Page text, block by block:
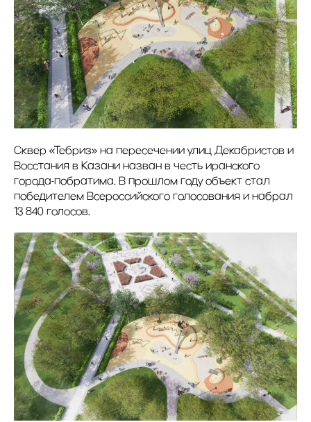
Сквер «Тебриз» на пересечении улиц Декабристов и
Восстания в Казани назван в честь иранского
города-побратима. В прошлом году объект стал
победителем Всероссийского голосования и набрал
13 840 голосов.